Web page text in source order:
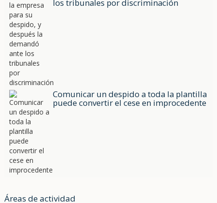
los tribunales por discriminación
Comunicar un despido a toda la plantilla
puede convertir el cese en improcedente
Áreas de actividad